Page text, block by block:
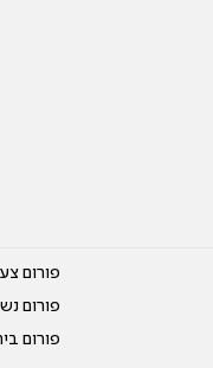
פורום
פורום
פורום